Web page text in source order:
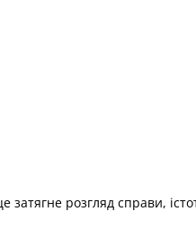
затягне розгляд справи,